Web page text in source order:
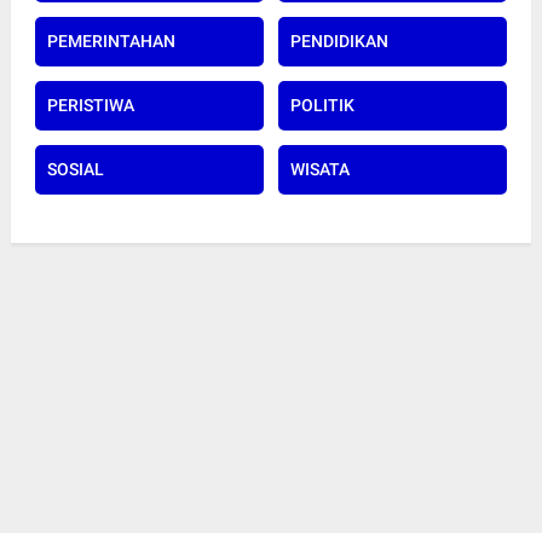
PEMERINTAHAN PENDIDIKAN
PERISTIWA POLITIK
SOSIAL WISATA